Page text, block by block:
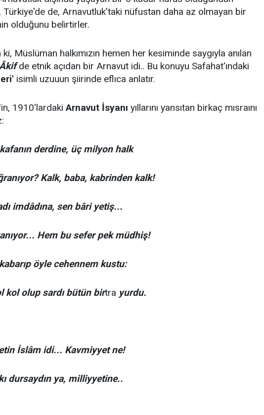
Türkiye'de de, Arnavutluk'taki nüfustan daha az olmayan bir
olduğunu belirtirler.
ki, Müslüman halkımızın hemen her kesiminde saygıyla anılan
de etnik açıdan bir Arnavut idi.. Bu konuyu Safahat'ındaki
isimli uzuuun şiirinde eflıca anlatır.
1910'lardakiArnavut İsyanı yıllarını yansıtan birkaç mısraını
derdine, üç milyon halk
Kalk, baba, kabrinden kalk!
imdâdına, sen bâri yetiş...
Hem bu sefer pek müdhiş!
kabarıp öyle cehennem kustu:
kol olup sardı bütün birtra yurdu.
İslâm idi... Kavmiyyet ne!
dursaydın ya, milliyyetine..